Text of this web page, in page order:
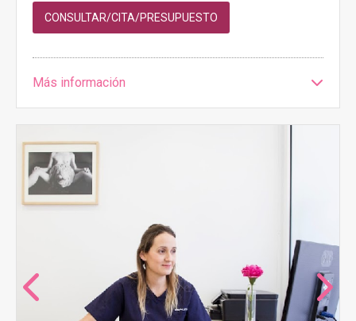
CONSULTAR/CITA/PRESUPUESTO
Más información